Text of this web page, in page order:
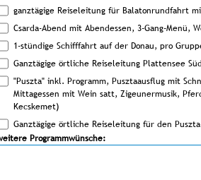
ganztägige Reiseleitung für Balatonrundfahrt
Csarda-Abend mit Abendessen, 3-Gang-Menü,
1-stündige Schifffahrt auf der Donau, pro
Ganztägige örtliche Reiseleitung Plattensee
"Puszta" inkl. Programm, Pusztaausflug mit
Mittagessen mit Wein satt, Zigeunermusik,
Kecskemet)
Ganztägige örtliche Reiseleitung für den
Programmwünsche: